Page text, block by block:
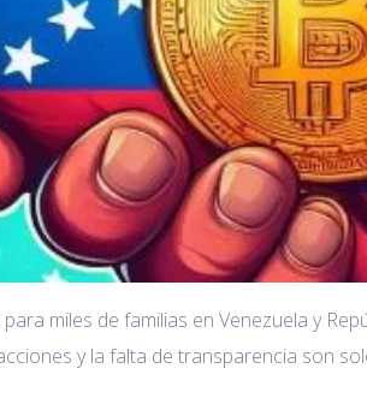
miles de familias en Venezuela y
y la falta de transparencia son